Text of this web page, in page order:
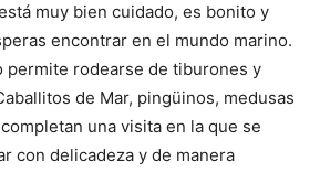
muy bien cuidado, es bonito y
encontrar en el mundo marino.
permite rodearse de tiburones y
de Mar, pingüinos, medusas
una visita en la que se
con delicadeza y de manera